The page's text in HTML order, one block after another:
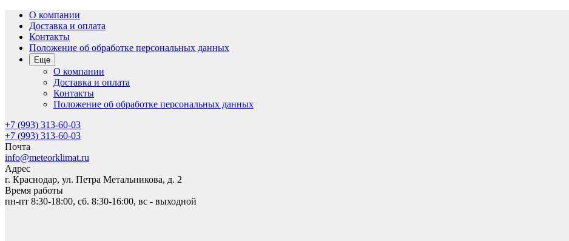
О компании
Доставка и оплата
Контакты
Положение об обработке персональных данных
Еще
О компании
Доставка и оплата
Контакты
Положение об обработке персональных данных
+7 (993) 313-60-03
+7 (993) 313-60-03
Почта
info@meteorklimat.ru
Адрес
г. Краснодар, ул. Петра Метальникова, д. 2
Время работы
пн-пт 8:30-18:00, сб. 8:30-16:00, вс - выходной